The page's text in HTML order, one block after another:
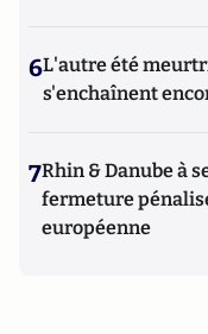
6L'autre été
s'enchaînent
7Rhin & Danube à
fermeture
européenne